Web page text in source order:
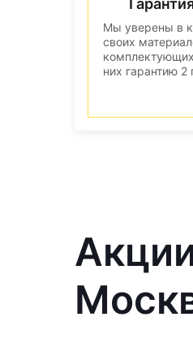
Мы уверены в
своих
них гарантию 2